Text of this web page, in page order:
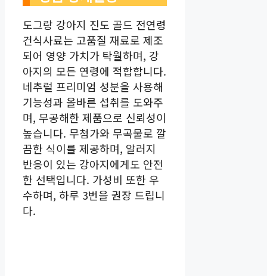
도그랑 강아지 진도 골드 전연령
건식사료는 고품질 재료로 제조
되어 영양 가치가 탁월하며, 강
아지의 모든 연령에 적합합니다.
네추럴 프리미엄 성분을 사용해
기능성과 올바른 섭취를 도와주
며, 무공해한 제품으로 신뢰성이
높습니다. 무첨가와 무곡물로 깔
끔한 식이를 제공하며, 알러지
반응이 있는 강아지에게도 안전
한 선택입니다. 가성비 또한 우
수하며, 하루 3번을 권장 드립니
다.